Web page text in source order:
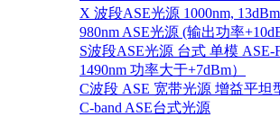
X 波段ASE光源 1000nm,
980nm ASE光源 (输出功率
S波段ASE光源 台式 单模 ASE-
1490nm 功率大于+7dBm）
C波段 ASE 宽带光源 增益平坦
C-band ASE台式光源